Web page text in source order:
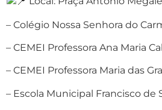
– Colégio Nossa Senhora do
– CEMEI Professora Ana Maria
– CEMEI Professora Maria das
– Escola Municipal Francisco de